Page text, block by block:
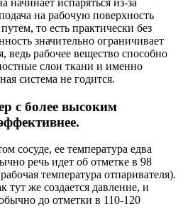
на рабочую поверхность
то есть практически без
значительно ограничивает
ведь рабочее вещество способно
слои ткани и именно
система не годится.
с более высоким
сосуде, ее температура едва
речь идет об отметке в 98
температура отпаривателя).
тут же создается давление, и
до отметки в 110-120